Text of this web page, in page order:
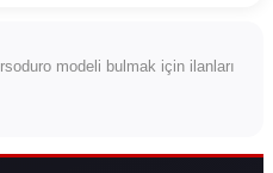
modeli bulmak için ilanları